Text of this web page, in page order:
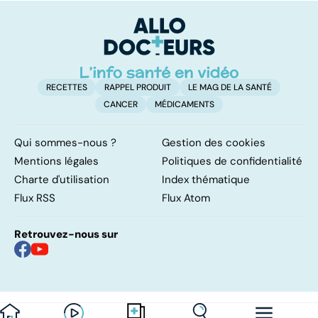
d'angine ?
RECETTES RAPPEL PRODUIT
LE MAG DE LA SANTÉ
CANCER
MÉDICAMENTS
Qui sommes-nous ?
Gestion des cookies
Mentions légales
Politiques de confidentialité
Charte d'utilisation
Index thématique
Flux RSS
Flux Atom
Retrouvez-nous sur